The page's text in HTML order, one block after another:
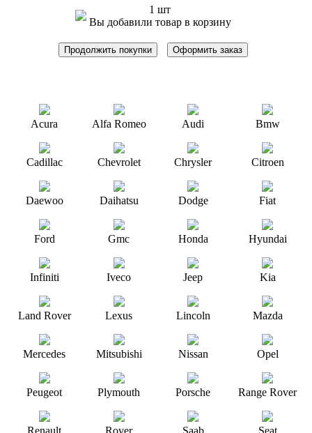
1 шт
Вы добавили товар в корзину
Продолжить покупки Оформить заказ
Acura Alfa Romeo Audi Bmw
Cadillac Chevrolet Chrysler Citroen
Daewoo Daihatsu Dodge Fiat
Ford Gmc Honda Hyundai
Infiniti Iveco Jeep Kia
Land Rover Lexus Lincoln Mazda
Mercedes Mitsubishi Nissan Opel
Peugeot Plymouth Porsche Range Rover